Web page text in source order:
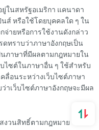
ในสหรัฐอเมริกา แคนาดา
หรือใช้โดยบุคคลใด ๆ ใน
จ่ายหรือการใช้งานดังกล่าว
ทราบว่าภาษาอังกฤษเป็น
ภาษาที่มีผลตามกฎหมายใน
ไซต์ในภาษาอื่น ๆ ใช้สำหรับ
ลื่อนระหว่างเว็บไซต์ภาษา
าเว็บไซต์ภาษาอังกฤษจะมีผล
งวนสิทธิ์ตามกฎหมาย